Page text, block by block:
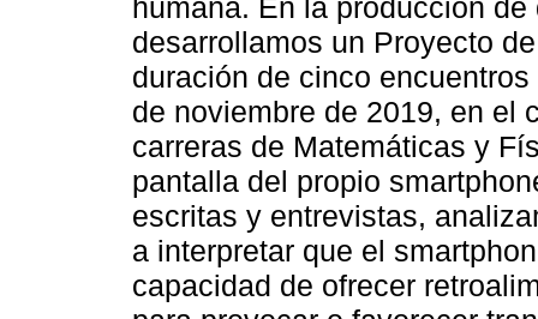
humana. En la producción
desarrollamos un Proyecto
duración de cinco
de noviembre de 2019, en el
carreras de Matemáticas y
pantalla del propio
escritas y entrevistas,
a interpretar que el
capacidad de ofrecer